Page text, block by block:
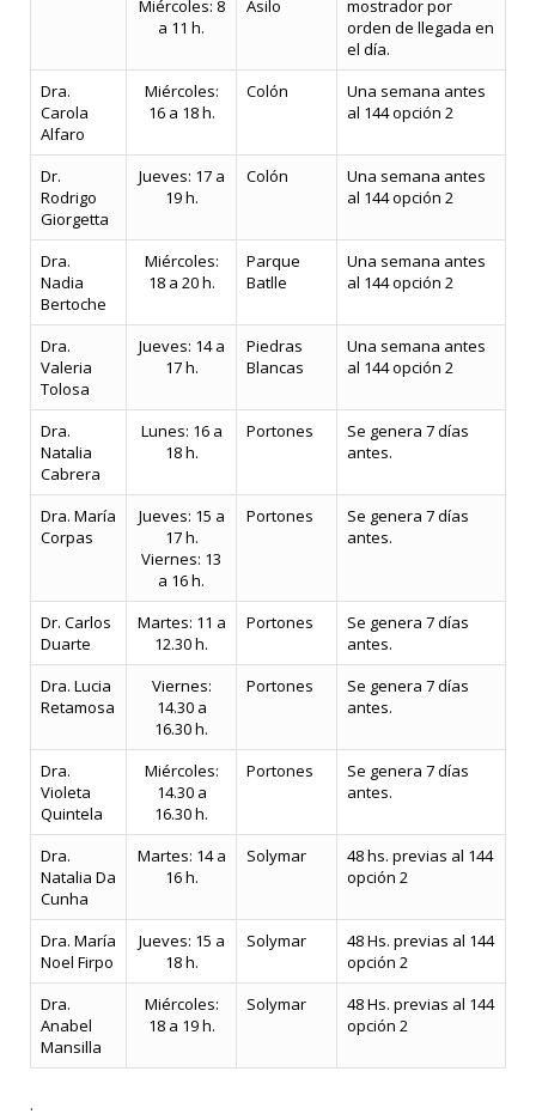
Miércoles: 8
a 11 h.
Asilo
mostrador por
orden de llegada en
el día.
Dra.
Carola
Alfaro
Miércoles:
16 a 18 h.
Colón
Una semana antes
al 144 opción 2
Dr.
Rodrigo
Giorgetta
Jueves: 17 a
19 h.
Colón
Una semana antes
al 144 opción 2
Dra.
Nadia
Bertoche
Miércoles:
18 a 20 h.
Parque
Batlle
Una semana antes
al 144 opción 2
Dra.
Valeria
Tolosa
Jueves: 14 a
17 h.
Piedras
Blancas
Una semana antes
al 144 opción 2
Dra.
Natalia
Cabrera
Lunes: 16 a
18 h.
Portones
Se genera 7 días
antes.
Dra. María
Corpas
Jueves: 15 a
17 h.
Viernes: 13
a 16 h.
Portones
Se genera 7 días
antes.
Dr. Carlos
Duarte
Martes: 11 a
12.30 h.
Portones
Se genera 7 días
antes.
Dra. Lucia
Retamosa
Viernes:
14.30 a
16.30 h.
Portones
Se genera 7 días
antes.
Dra.
Violeta
Quintela
Miércoles:
14.30 a
16.30 h.
Portones
Se genera 7 días
antes.
Dra.
Natalia Da
Cunha
Martes: 14 a
16 h.
Solymar
48 hs. previas al 144
opción 2
Dra. María
Noel Firpo
Jueves: 15 a
18 h.
Solymar
48 Hs. previas al 144
opción 2
Dra.
Anabel
Mansilla
Miércoles:
18 a 19 h.
Solymar
48 Hs. previas al 144
opción 2
.